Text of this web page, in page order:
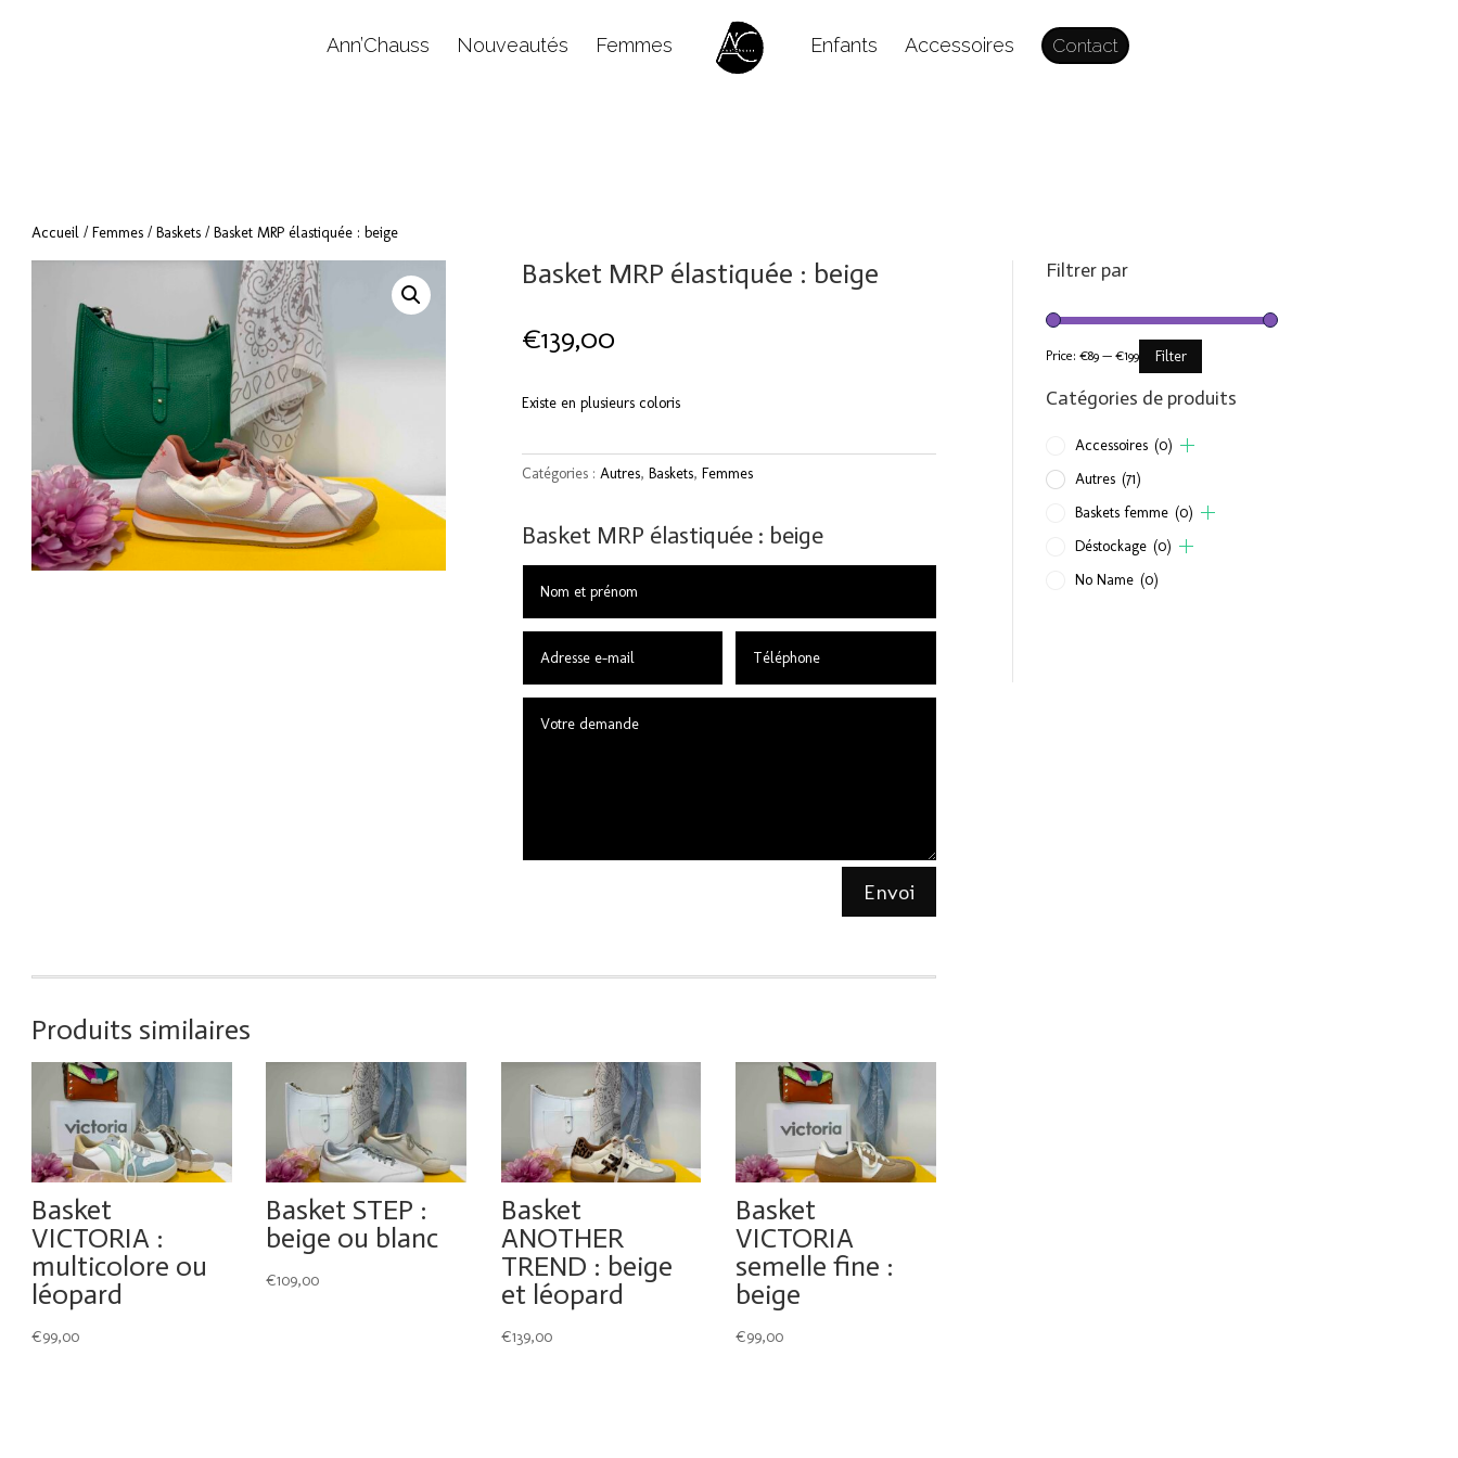
Ann’Chauss Nouveautés Femmes Enfants Accessoires Contact
Accueil /Femmes /Baskets / Basket MRP élastiquée : beige
Basket MRP élastiquée : beige
€139,00
Existe en plusieurs coloris
Catégories :Autres,Baskets,Femmes
Basket MRP élastiquée : beige
Envoi
Filtrer par
Filter
Price:€89 —€199
Catégories de produits
Accessoires (0)
Autres (71)
Baskets femme (0)
Déstockage (0)
No Name (0)
Produits similaires
Basket
VICTORIA :
multicolore ou
léopard
€99,00
Basket STEP :
beige ou blanc
€109,00
Basket
ANOTHER
TREND : beige
et léopard
€139,00
Basket
VICTORIA
semelle fine :
beige
€99,00